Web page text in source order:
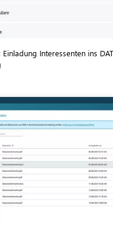
Einladung Interessenten ins